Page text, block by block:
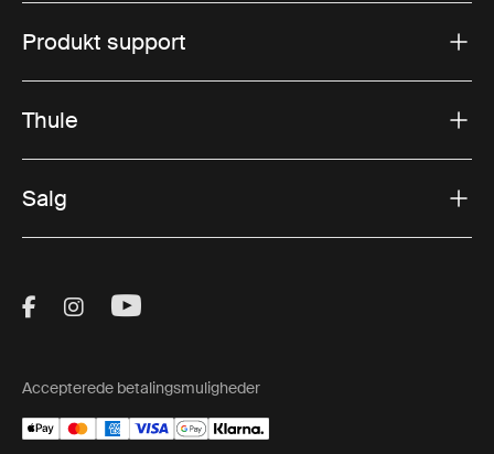
Produkt support
Thule
Salg
Visit Thule on Facebook (external link)
Visit Thule on Instagram (external link)
Visit Thule on Youtube (external
Accepterede betalingsmuligheder